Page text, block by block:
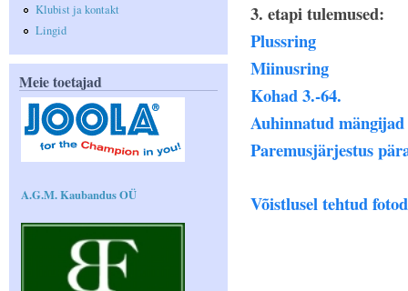
Klubist ja kontakt
Lingid
Meie toetajad
A.G.M. Kaubandus OÜ
3. etapi tulemused:
Plussring
Miinusring
Kohad 3.-64.
Auhinnatud mängijad
Paremusjärjestus
Võistlusel tehtud fotod